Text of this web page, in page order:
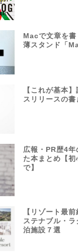
Macで文章を
薄スタンド「
【これが基本
スリリースの書
広報・PR歴4年
た本まとめ【初
で】
【リゾート最
ステナブル・
泊施設７選